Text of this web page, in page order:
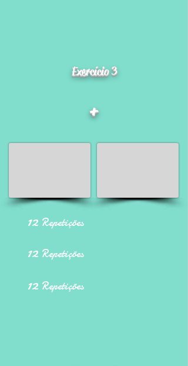
Exercício 3
+
12 Repetições
12 Repetições
12 Repetições